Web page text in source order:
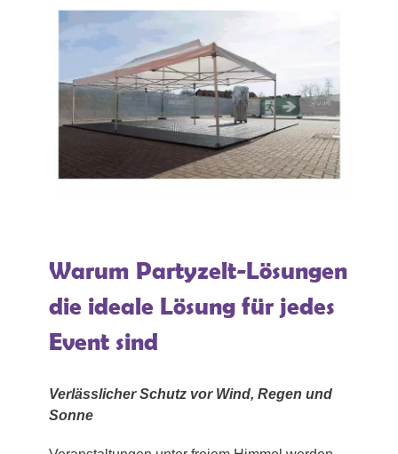
Warum Partyzelt-Lösungen
die ideale Lösung für jedes
Event sind
Verlässlicher Schutz vor Wind, Regen und
Sonne